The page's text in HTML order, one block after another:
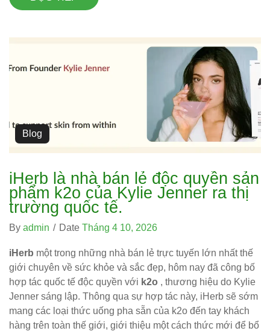
Blog
iHerb là nhà bán lẻ độc quyền sản
phẩm k2o của Kylie Jenner ra thị
trường quốc tế.
By admin / Date Tháng 4 10, 2026
iHerb một trong những nhà bán lẻ trực tuyến lớn nhất thế
giới chuyên về sức khỏe và sắc đẹp, hôm nay đã công bố
hợp tác quốc tế độc quyền với k2o , thương hiệu do Kylie
Jenner sáng lập. Thông qua sự hợp tác này, iHerb sẽ sớm
mang các loại thức uống pha sẵn của k2o đến tay khách
hàng trên toàn thế giới, giới thiệu một cách thức mới để bổ